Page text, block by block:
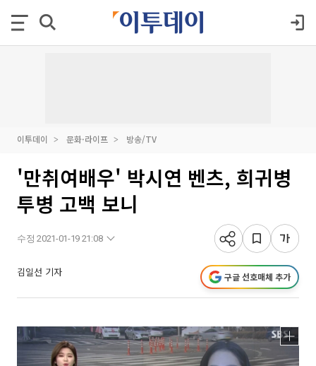
이투데이 문화·라이프 방송/TV
'만취여배우' 박시연 벤츠, 희귀병
투병 고백 보니
수정 2021-01-19 21:08
김일선 기자 구글 선호매체 추가